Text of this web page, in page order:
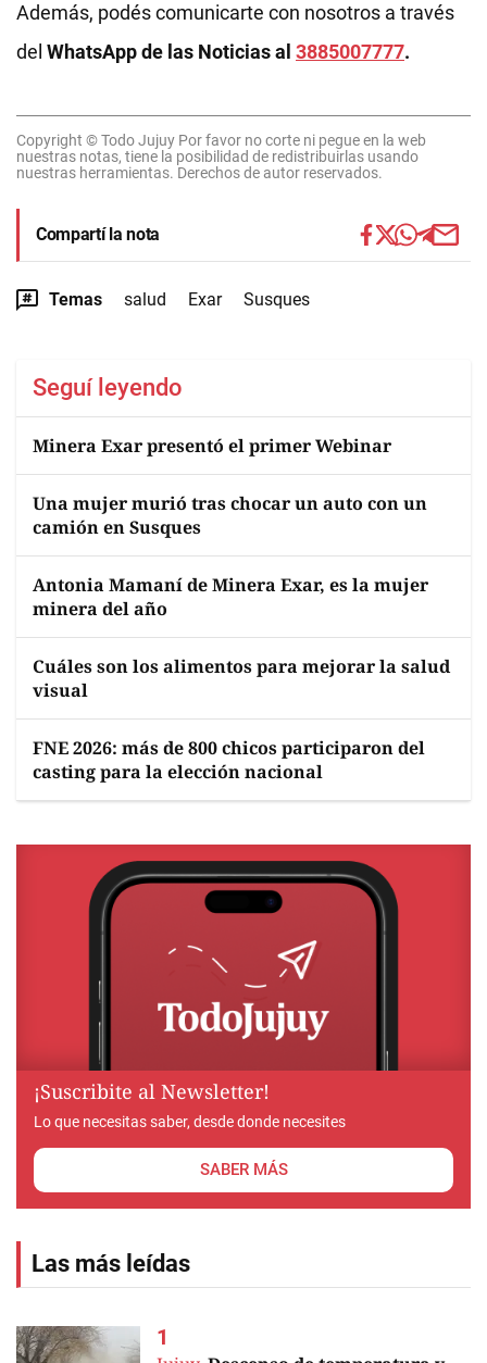
Además, podés comunicarte con nosotros a través
del WhatsApp de las Noticias al 3885007777.
Copyright © Todo Jujuy Por favor no corte ni pegue en la web
nuestras notas, tiene la posibilidad de redistribuirlas usando
nuestras herramientas. Derechos de autor reservados.
Compartí la nota
Temas salud Exar Susques
Seguí leyendo
Minera Exar presentó el primer Webinar
Una mujer murió tras chocar un auto con un
camión en Susques
Antonia Mamaní de Minera Exar, es la mujer
minera del año
Cuáles son los alimentos para mejorar la salud
visual
FNE 2026: más de 800 chicos participaron del
casting para la elección nacional
¡Suscribite al Newsletter!
Lo que necesitas saber, desde donde necesites
SABER MÁS
Las más leídas